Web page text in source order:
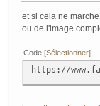
et si cela ne
ou de l'image
Code Sélectionner
https://